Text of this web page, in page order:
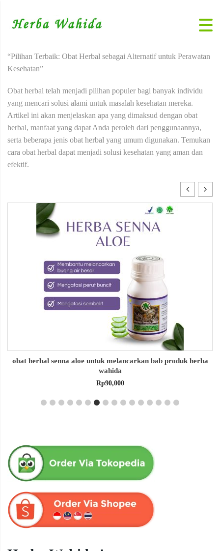
“Pilihan Terbaik: Obat Herbal sebagai Alternatif untuk Perawatan
Kesehatan”
Obat herbal telah menjadi pilihan populer bagi banyak individu
yang mencari solusi alami untuk masalah kesehatan mereka.
Artikel ini akan menjelaskan apa yang dimaksud dengan obat
herbal, manfaat yang dapat Anda peroleh dari penggunaannya,
serta beberapa jenis obat herbal yang umum digunakan. Temukan
cara obat herbal dapat menjadi solusi kesehatan yang aman dan
efektif.
obat herbal senna aloe untuk melancarkan bab produk herba
wahida
Rp90,000